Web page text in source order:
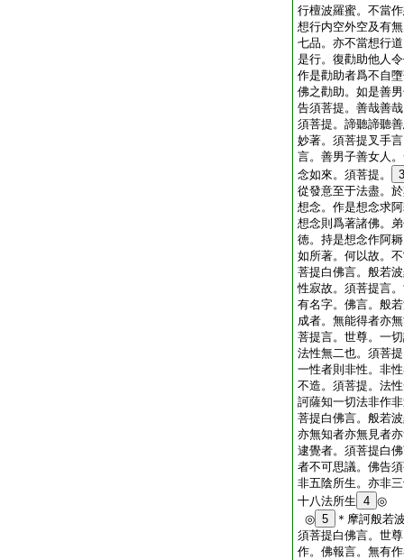
行檀波羅蜜。不當
想行内空外空及有
七品。亦不當想行
是行。復勸助他人
作是勸助者爲不自
佛之勸助。如是善
告須菩提。善哉善
須菩提。諦聽諦聽
妙著。須菩提叉手
言。善男子善女人
念如來。須菩提。
3
從發意至于法盡。
想念。作是想念求
想念則爲著諸佛。
徳。持是想念作阿
如所著。何以故。
菩提白佛言。般若
性寂故。須菩提言
有名字。佛言。般
成者。無能得者亦
菩提言。世尊。一
法性無二也。須菩
一性者則非性。非
不造。須菩提。法
訶薩知一切法非作
菩提白佛言。般若
亦無知者亦無見者
逮覺者。須菩提白
者不可思議。佛告
非五陰所生。亦非
十八法所生 4 ◎
◎ 5
＊摩訶般若
須菩提白佛言。世
作。佛報言。無有